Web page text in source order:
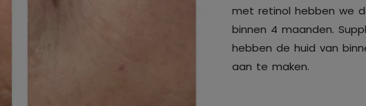
met retinol hebben we
binnen 4 maanden.
hebben de huid van
aan te maken.